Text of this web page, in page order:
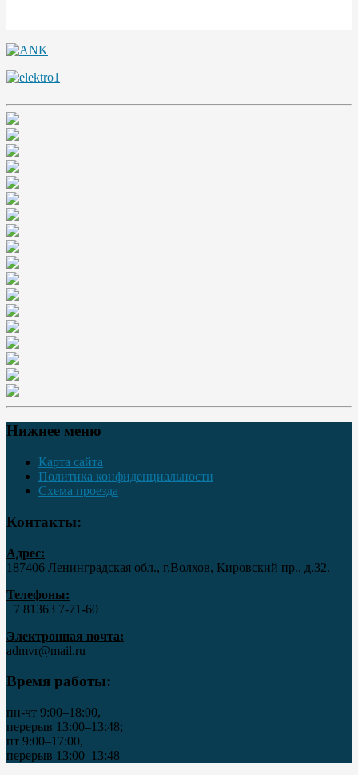
Нижнее меню
Карта сайта
Политика конфиденциальности
Схема проезда
Контакты:
Адрес:
187406 Ленинградская обл., г.Волхов, Кировский пр., д.32.
Телефоны:
+7 81363 7‑71-60
Электронная почта:
admvr@mail.ru
Время работы:
пн-чт 9:00–18:00,
перерыв 13:00–13:48;
пт 9:00–17:00,
перерыв 13:00–13:48